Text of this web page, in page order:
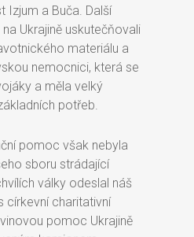
Izjum a Buča. Další
Ukrajině uskutečňovali
materiálu a
nemocnici, která se
a měla velký
potřeb.
pomoc však nebyla
sboru strádající
války odeslal náš
církevní charitativní
pomoc Ukrajině